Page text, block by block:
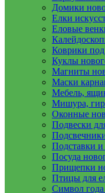
Домики
Елки
Еловые
Коврики
Куклы
Магниты
Маски
Мебель,
Мишура,
Оконные
Подвески
Подставки
Посуда
Прищепки
Птицы для
Символ